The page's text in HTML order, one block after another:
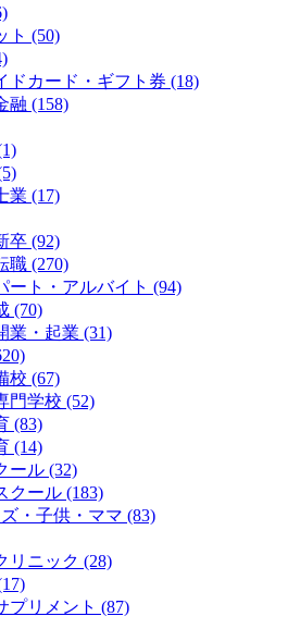
ト (50)
ドカード・ギフト券 (18)
融 (158)
業 (17)
卒 (92)
職 (270)
ート・アルバイト (94)
(70)
業・起業 (31)
校 (67)
門学校 (52)
(83)
(14)
ール (32)
クール (183)
・子供・ママ (83)
リニック (28)
プリメント (87)